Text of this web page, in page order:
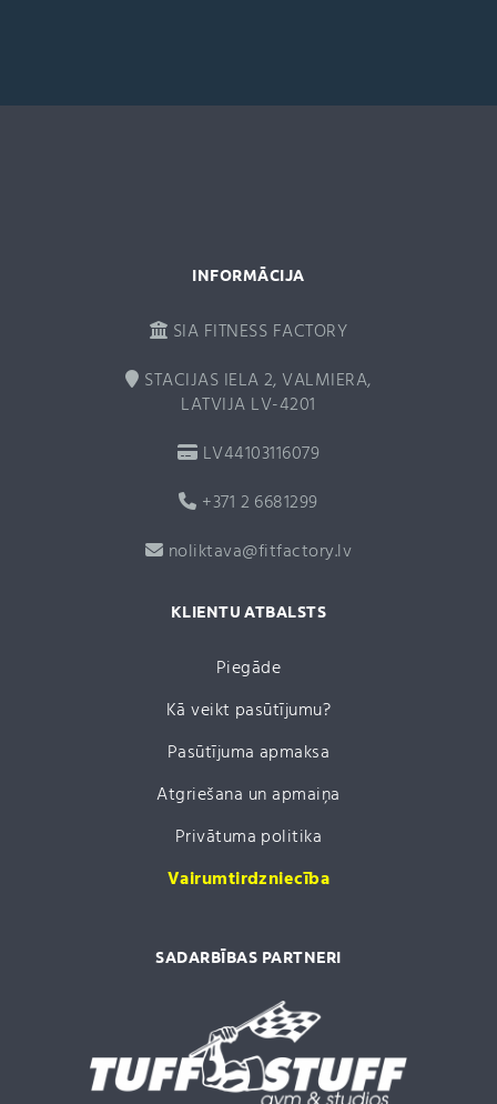
t
INFORMĀCIJA
SIA FITNESS FACTORY
STACIJAS IELA 2, VALMIERA,
LATVIJA LV-4201
LV44103116079
+371 2 6681299
noliktava@fitfactory.lv
KLIENTU ATBALSTS
Piegāde
Kā veikt pasūtījumu?
Pasūtījuma apmaksa
Atgriešana un apmaiņa
Privātuma politika
Vairumtirdzniecība
SADARBĪBAS PARTNERI